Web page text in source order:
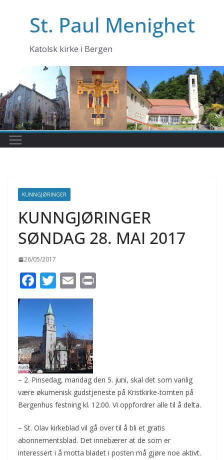
St. Paul Menighet
Katolsk kirke i Bergen
KUNNGJØRINGER
KUNNGJØRINGER
SØNDAG 28. MAI 2017
26/05/2017
F
ac
e
b
o
o
k
T
w
itt
er
E
m
l
– 2. Pinsedag, mandag den 5. juni, skal det som vanlig
være økumenisk gudstjeneste på Kristkirke-tomten på
Bergenhus festning kl. 12.00. Vi oppfordrer alle til å delta.
– St. Olav kirkeblad vil gå over til å bli et gratis
abonnementsblad. Det innebærer at de som er
interessert i å motta bladet i posten må gjøre noe aktivt.